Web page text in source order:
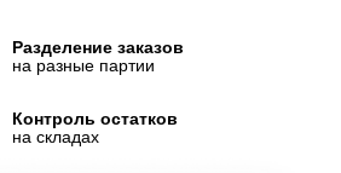
Разделение заказов
на разные партии
Контроль остатков
на складах